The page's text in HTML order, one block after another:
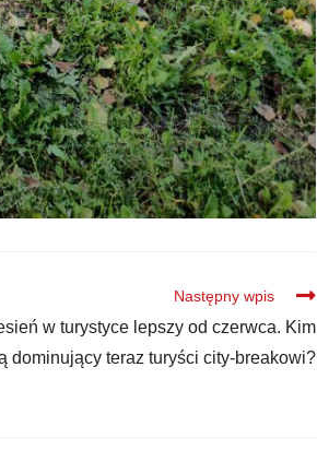
Następny wpis
w turystyce lepszy od czerwca. Kim
dominujący teraz turyści city-breakowi?